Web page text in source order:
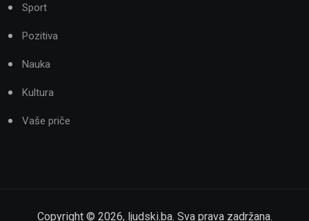
Sport
Pozitiva
Nauka
Kultura
Vaše priče
Copyright © 2026, ljudski.ba. Sva prava zadržana.